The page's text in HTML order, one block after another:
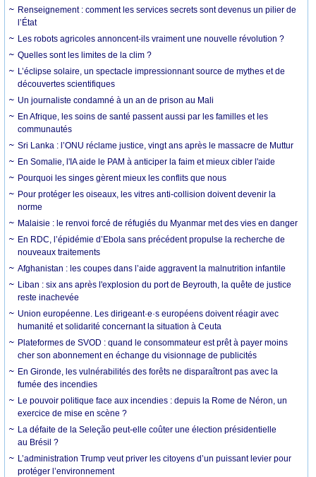
Renseignement : comment les services secrets sont devenus un pilier de
l’État
Les robots agricoles annoncent-ils vraiment une nouvelle révolution ?
Quelles sont les limites de la clim ?
L’éclipse solaire, un spectacle impressionnant source de mythes et de
découvertes scientifiques
Un journaliste condamné à un an de prison au Mali
En Afrique, les soins de santé passent aussi par les familles et les
communautés
Sri Lanka : l’ONU réclame justice, vingt ans après le massacre de Muttur
En Somalie, l'IA aide le PAM à anticiper la faim et mieux cibler l'aide
Pourquoi les singes gèrent mieux les conflits que nous
Pour protéger les oiseaux, les vitres anti-collision doivent devenir la
norme
Malaisie : le renvoi forcé de réfugiés du Myanmar met des vies en danger
En RDC, l’épidémie d’Ebola sans précédent propulse la recherche de
nouveaux traitements
Afghanistan : les coupes dans l’aide aggravent la malnutrition infantile
Liban : six ans après l'explosion du port de Beyrouth, la quête de justice
reste inachevée
Union européenne. Les dirigeant·e·s européens doivent réagir avec
humanité et solidarité concernant la situation à Ceuta
Plateformes de SVOD : quand le consommateur est prêt à payer moins
cher son abonnement en échange du visionnage de publicités
En Gironde, les vulnérabilités des forêts ne disparaîtront pas avec la
fumée des incendies
Le pouvoir politique face aux incendies : depuis la Rome de Néron, un
exercice de mise en scène ?
La défaite de la Seleção peut-elle coûter une élection présidentielle
au Brésil ?
L’administration Trump veut priver les citoyens d’un puissant levier pour
protéger l’environnement